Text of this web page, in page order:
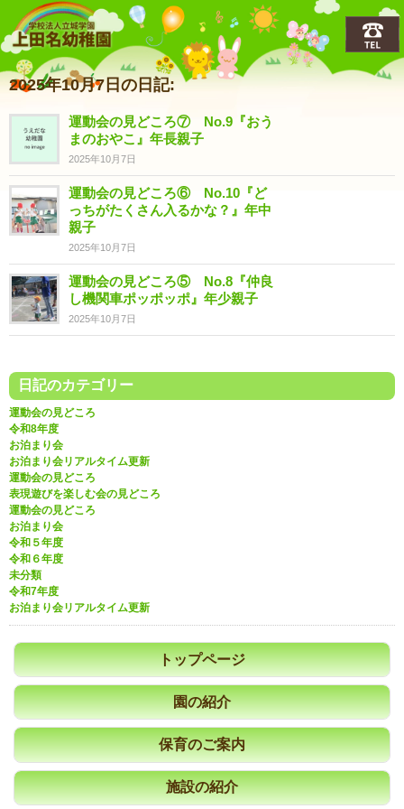
上田名(うえだな)幼稚園
2025年10月7日の日記:
運動会の見どころ⑦ No.9『おう
まのおやこ』年長親子
2025年10月7日
運動会の見どころ⑥ No.10『ど
っちがたくさん入るかな？』年中
親子
2025年10月7日
運動会の見どころ⑤ No.8『仲良
し機関車ポッポッポ』年少親子
2025年10月7日
日記のカテゴリー
運動会の見どころ
令和8年度
お泊まり会
お泊まり会リアルタイム更新
運動会の見どころ
表現遊びを楽しむ会の見どころ
運動会の見どころ
お泊まり会
令和５年度
令和６年度
未分類
令和7年度
お泊まり会リアルタイム更新
トップページ
園の紹介
保育のご案内
施設の紹介